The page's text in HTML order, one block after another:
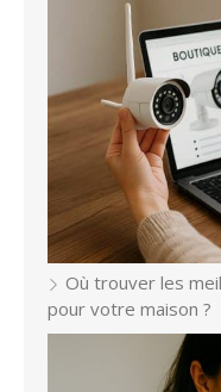
Où trouver les
pour votre maison ?